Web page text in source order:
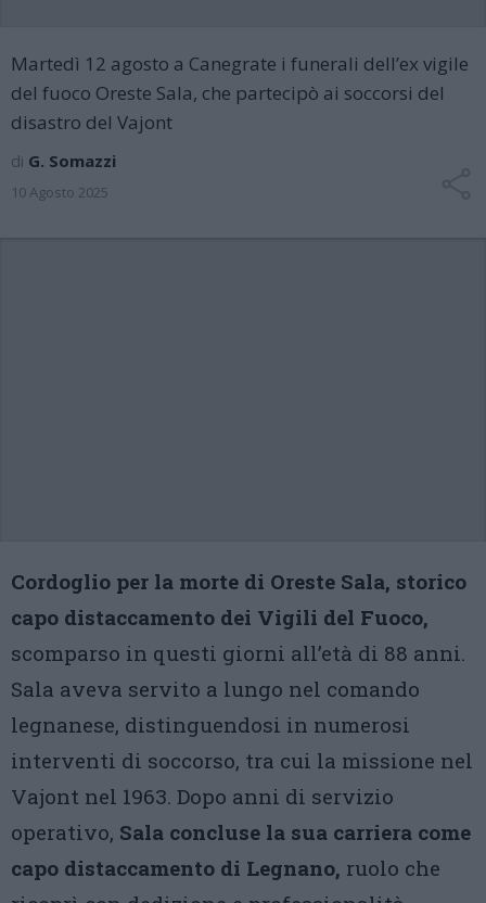
Martedì 12 agosto a Canegrate i funerali dell’ex vigile
del fuoco Oreste Sala, che partecipò ai soccorsi del
disastro del Vajont
di G. Somazzi
10 Agosto 2025
Cordoglio per la morte di Oreste Sala, storico
capo distaccamento dei Vigili del Fuoco,
scomparso in questi giorni all’età di 88 anni.
Sala aveva servito a lungo nel comando
legnanese, distinguendosi in numerosi
interventi di soccorso, tra cui la missione nel
Vajont nel 1963. Dopo anni di servizio
operativo, Sala concluse la sua carriera come
capo distaccamento di Legnano, ruolo che